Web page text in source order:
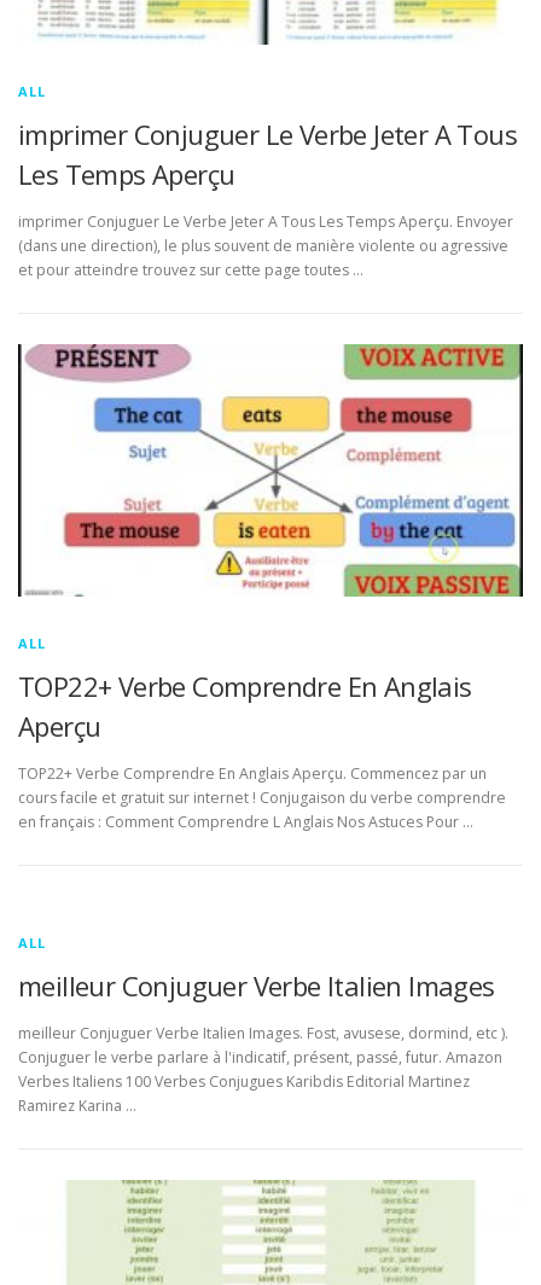
ALL
imprimer Conjuguer Le Verbe Jeter A Tous
Les Temps Aperçu
imprimer Conjuguer Le Verbe Jeter A Tous Les Temps Aperçu. Envoyer
(dans une direction), le plus souvent de manière violente ou agressive
et pour atteindre trouvez sur cette page toutes …
ALL
TOP22+ Verbe Comprendre En Anglais
Aperçu
TOP22+ Verbe Comprendre En Anglais Aperçu. Commencez par un
cours facile et gratuit sur internet ! Conjugaison du verbe comprendre
en français : Comment Comprendre L Anglais Nos Astuces Pour …
ALL
meilleur Conjuguer Verbe Italien Images
meilleur Conjuguer Verbe Italien Images. Fost, avusese, dormind, etc ).
Conjuguer le verbe parlare à l'indicatif, présent, passé, futur. Amazon
Verbes Italiens 100 Verbes Conjugues Karibdis Editorial Martinez
Ramirez Karina …